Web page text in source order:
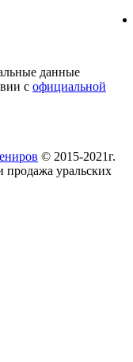
данные
с официальной
© 2015-2021г.
продажа уральских